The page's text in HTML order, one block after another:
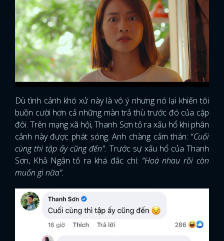
Dù tình cảnh khó xử này là vô ý nhưng nó lại khiến tôi
buồn cười hơn cả những màn trả thù trước đó của cặp
đôi. Trên mạng xã hội, Thanh Sơn tỏ ra xấu hổ khi phân
cảnh này được phát sóng. Anh chàng cảm thán: “Cuối
cùng thì tập ấy cũng đến". Trước sự xấu hổ của Thanh
Sơn, Khả Ngân tỏ ra khá đắc chí: “Hoà nhau rồi còn
muốn gì nữa".